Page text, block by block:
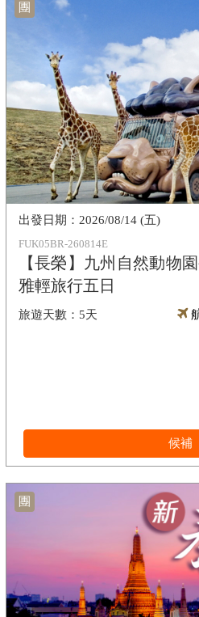
團
FUK05BR-260814E
【長榮】九州自然動物
雅輕旅行五日
5天
2026/08/14 (五)
候補
團